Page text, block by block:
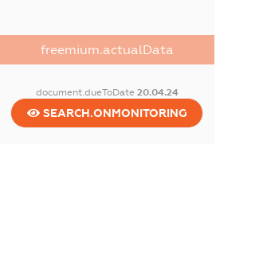
freemium.actualData
document.dueToDate 20.04.24
SEARCH.ONMONITORING